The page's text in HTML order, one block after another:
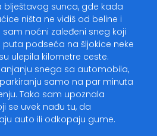
blještavog sunca, gde kada
ništa ne vidiš od beline i
noćni zaleđeni sneg koji
podseća na šljokice neke
ulepila kilometre ceste.
snega sa automobila,
samo na par minuta
Tako sam upoznala
se uvek nađu tu, da
auto ili odkopaju gume.